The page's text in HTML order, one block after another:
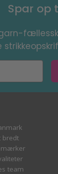
Spar op
bredt
team